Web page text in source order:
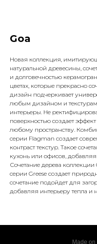
Goa
Новая коллекция,
натуральной древесины,
и долговечностью
цветах, которые прекрасно
дизайн подчеркивает
любым дизайном и
интерьеры. Не
поверхностью создает
любому пространству.
серии Flagman создает
контраст текстур. Такое
кухонь или офисов,
Сочетание дерева
серии Greese создает
сочетание подойдет для
добавляя интерьеру тепла и
Made on